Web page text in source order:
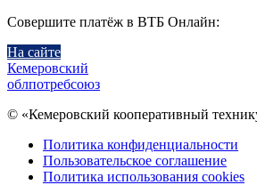
Совершите платёж в ВТБ Онлайн:
На сайте
Кемеровский
облпотребсоюз
© «Кемеровский кооперативный
Политика конфиденциальности
Пользовательское соглашение
Политика использования cookies